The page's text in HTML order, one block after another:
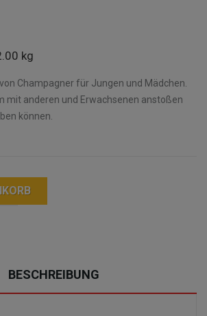
kg
Champagner für Jungen und Mädchen.
mit anderen und Erwachsenen anstoßen
können.
BESCHREIBUNG